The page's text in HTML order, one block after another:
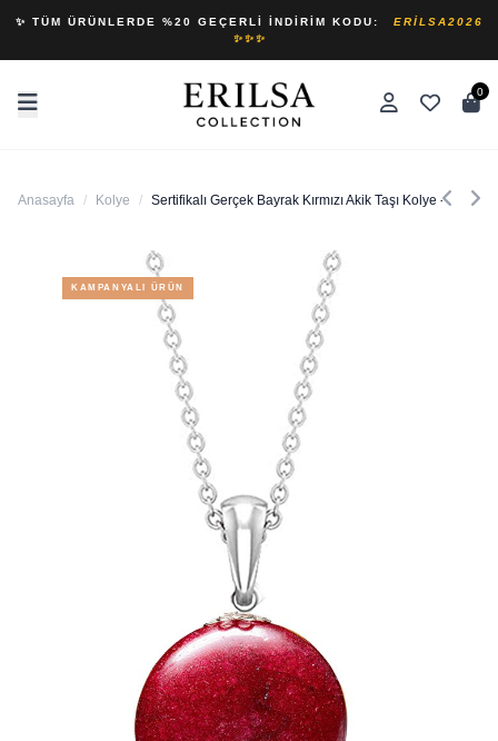
✨ TÜM ÜRÜNLERDE %20 GEÇERLI İNDIRIM KODU:
ERILSA2026
✨✨✨
0
Anasayfa / Kolye / Sertifikalı Gerçek Bayrak Kırmızı Akik Taşı Kolye - Brezilya
KAMPANYALI ÜRÜN